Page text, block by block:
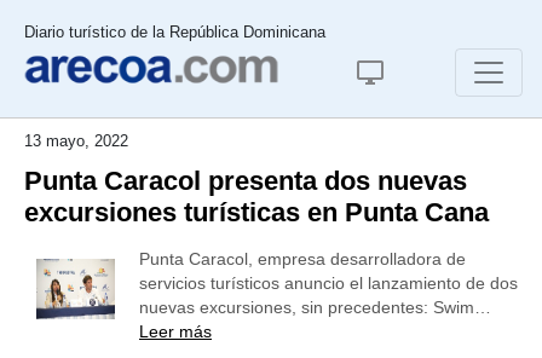
Diario turístico de la República Dominicana
13 mayo, 2022
Punta Caracol presenta dos nuevas
excursiones turísticas en Punta Cana
Punta Caracol, empresa desarrolladora de
servicios turísticos anuncio el lanzamiento de dos
nuevas excursiones, sin precedentes: Swim…
Leer más